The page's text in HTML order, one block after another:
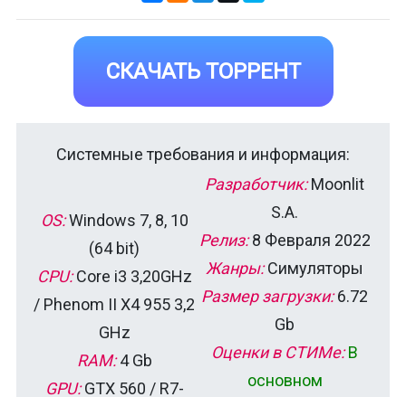
СКАЧАТЬ ТОРРЕНТ
Системные требования и информация:
OS:Windows 7, 8, 10
(64 bit)
CPU:Core i3 3,20GHz
/ Phenom II X4 955 3,2
GHz
RAM:4 Gb
GPU:GTX 560 / R7-
Разработчик:Moonlit
S.A.
Релиз:8 Февраля 2022
Жанры:Симуляторы
Размер загрузки:6.72
Gb
Оценки в СТИМе: В
основном